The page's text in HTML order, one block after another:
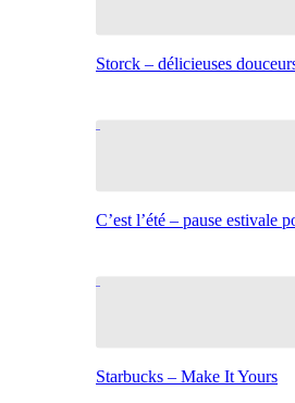
Storck – délicieuses
C’est l’été – pause estivale
Starbucks – Make It Yours